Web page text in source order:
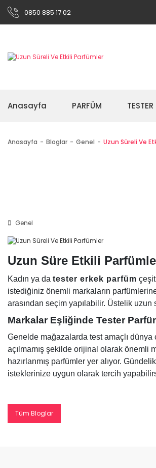
0850 885 17 02
Anasayfa PARFÜM
Anasayfa Bloglar Genel Uzun Süreli Ve
Genel
Uzun Süre Etkili
Kadın ya da tester erkek parfüm
istediğiniz önemli markaların
arasından seçim yapılabilir. Üstelik
Markalar Eşliğinde Tester
Genelde mağazalarda test amaçlı
açılmamış şekilde orijinal olarak önemli
hazırlanmış parfümler yer alıyor.
isteklerinize uygun olarak tercih
Tüm Bloglar